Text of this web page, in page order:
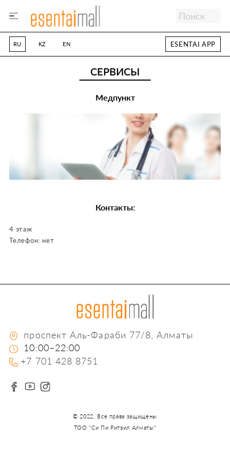
RU KZ EN ESENTAI APP
СЕРВИСЫ
Медпункт
Контакты:
4 этаж
Телефон: нет
проспект Aль-Фараби 77/8, Алматы
10:00–22:00
+7 701 428 8751
ТОО "Си Пи Ритэил Алматы"
© 2022. Все права защищены